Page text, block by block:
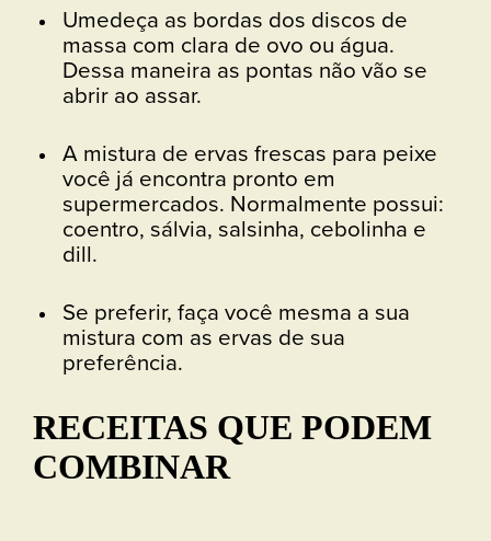
Umedeça as bordas dos discos de
massa com clara de ovo ou água.
Dessa maneira as pontas não vão se
abrir ao assar.
A mistura de ervas frescas para peixe
você já encontra pronto em
supermercados. Normalmente possui:
coentro, sálvia, salsinha, cebolinha e
dill.
Se preferir, faça você mesma a sua
mistura com as ervas de sua
preferência.
RECEITAS QUE PODEM
COMBINAR